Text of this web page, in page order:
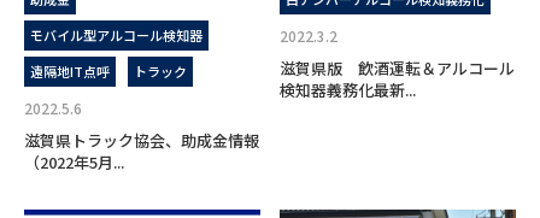
モバイル型アルコール検知器
遠隔地IT点呼
トラック
2022.5.6
滋賀県トラック協会、助成金情報
（2022年5月...
2022.3.2
滋賀県版 飲酒運転＆アルコール
検知器義務化最新...